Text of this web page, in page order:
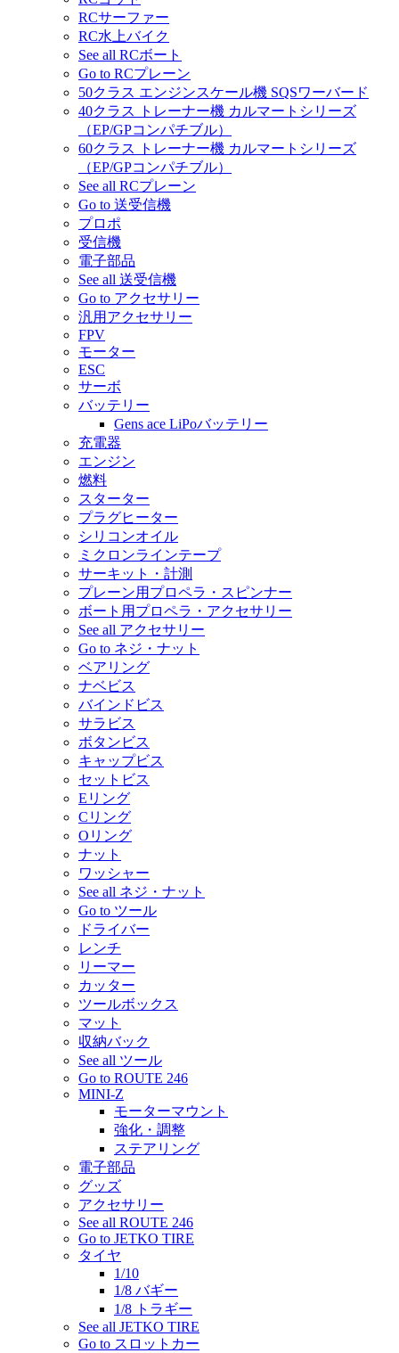
RCサーファー
RC水上バイク
See all RCボート
Go to RCプレーン
50クラス エンジンスケール機 SQSワーバード
40クラス トレーナー機 カルマートシリーズ
（EP/GPコンパチブル）
60クラス トレーナー機 カルマートシリーズ
（EP/GPコンパチブル）
See all RCプレーン
Go to 送受信機
プロポ
受信機
電子部品
See all 送受信機
Go to アクセサリー
汎用アクセサリー
FPV
モーター
ESC
サーボ
バッテリー
Gens ace LiPoバッテリー
充電器
エンジン
燃料
スターター
プラグヒーター
シリコンオイル
ミクロンラインテープ
サーキット・計測
プレーン用プロペラ・スピンナー
ボート用プロペラ・アクセサリー
See all アクセサリー
Go to ネジ・ナット
ベアリング
ナベビス
バインドビス
サラビス
ボタンビス
キャップビス
セットビス
Eリング
Cリング
Oリング
ナット
ワッシャー
See all ネジ・ナット
Go to ツール
ドライバー
レンチ
リーマー
カッター
ツールボックス
マット
収納バック
See all ツール
Go to ROUTE 246
MINI-Z
モーターマウント
強化・調整
ステアリング
電子部品
グッズ
アクセサリー
See all ROUTE 246
Go to JETKO TIRE
タイヤ
1/10
1/8 バギー
1/8 トラギー
See all JETKO TIRE
Go to スロットカー